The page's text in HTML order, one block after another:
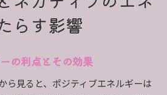
らす影響
の利点とその効果
ら見ると、ポジティブエネルギーは